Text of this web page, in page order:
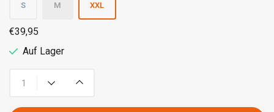
S M XXL
€39,95
Auf Lager